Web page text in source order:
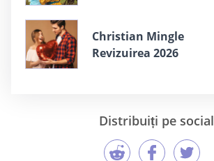
Christian Mingle
Revizuirea 2026
Distribuiți pe social